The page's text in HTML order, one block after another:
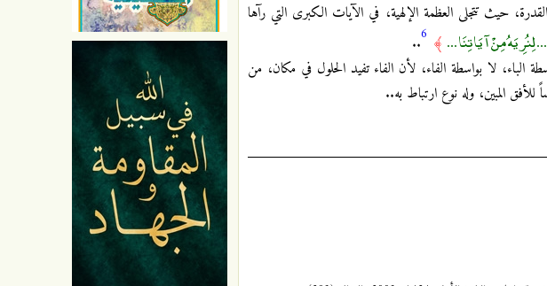
حيث تتجلى العظمة الإلهية، في الآيات الكبرى التي رآها
... لِنُرِيَهُ مِنْ آيَاتِنَا ... ﴾ 6
..
الباء، لا بواسطة الفاء، لأن الفاء تفيد الحلول في مكان، من
للأفق المبين، وله نوع ارتباط به..